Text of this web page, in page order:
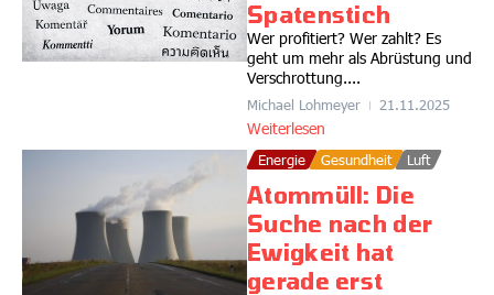
Spatenstich
Wer profitiert? Wer zahlt? Es
geht um mehr als Abrüstung und
Verschrottung....
Michael Lohmeyer 21.11.2025
Weiterlesen
Energie Gesundheit Luft
Atommüll: Die
Suche nach der
Ewigkeit hat
gerade erst